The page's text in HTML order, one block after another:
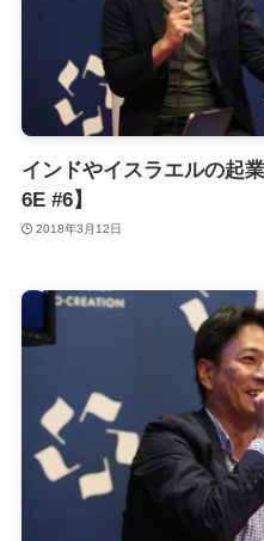
インドやイスラエルの起
6E #6】
2018年3月12日